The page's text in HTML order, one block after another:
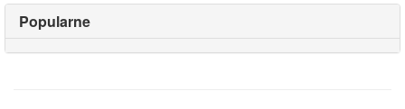
Popularne